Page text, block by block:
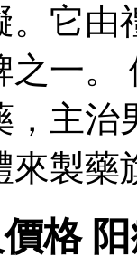
。它
一。
，主
來製藥
格